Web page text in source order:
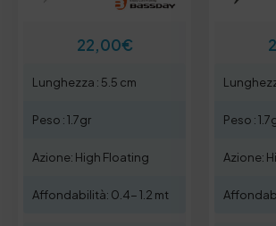
22,00€
Lunghezza : 5.5 cm
Peso : 1.7gr
Azione: High Floating
Affondabilità: 0.4- 1.2 mt
Peso :
Azione: